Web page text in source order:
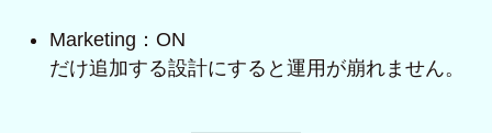
Marketing：ON
だけ追加する設計にすると運用が崩れません。